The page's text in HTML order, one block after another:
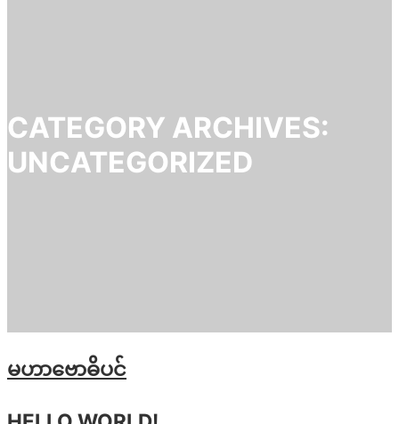
CATEGORY ARCHIVES:
UNCATEGORIZED
မဟာဗောဓိပင်